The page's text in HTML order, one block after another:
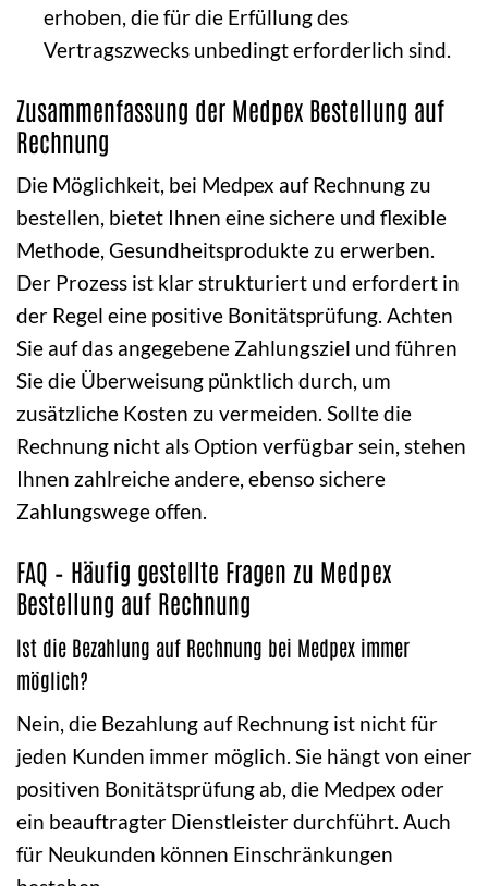
erhoben, die für die Erfüllung des
Vertragszwecks unbedingt erforderlich sind.
Zusammenfassung der Medpex Bestellung auf
Rechnung
Die Möglichkeit, bei Medpex auf Rechnung zu
bestellen, bietet Ihnen eine sichere und flexible
Methode, Gesundheitsprodukte zu erwerben.
Der Prozess ist klar strukturiert und erfordert in
der Regel eine positive Bonitätsprüfung. Achten
Sie auf das angegebene Zahlungsziel und führen
Sie die Überweisung pünktlich durch, um
zusätzliche Kosten zu vermeiden. Sollte die
Rechnung nicht als Option verfügbar sein, stehen
Ihnen zahlreiche andere, ebenso sichere
Zahlungswege offen.
FAQ – Häufig gestellte Fragen zu Medpex
Bestellung auf Rechnung
Ist die Bezahlung auf Rechnung bei Medpex immer
möglich?
Nein, die Bezahlung auf Rechnung ist nicht für
jeden Kunden immer möglich. Sie hängt von einer
positiven Bonitätsprüfung ab, die Medpex oder
ein beauftragter Dienstleister durchführt. Auch
für Neukunden können Einschränkungen